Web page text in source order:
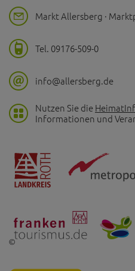
Markt Allersberg ·
Tel. 09176-509-0
info@allersberg.de
Nutzen Sie die
Informationen und